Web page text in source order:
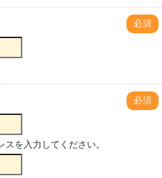
必須
必須
を入力してください。